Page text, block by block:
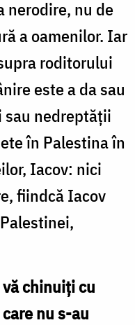
nerodire, nu de
a oamenilor. Iar
roditorului
este a da sau
nedreptăţii
în Palestina în
Iacov: nici
fiindcă Iacov
chinuiţi cu
nu s-au